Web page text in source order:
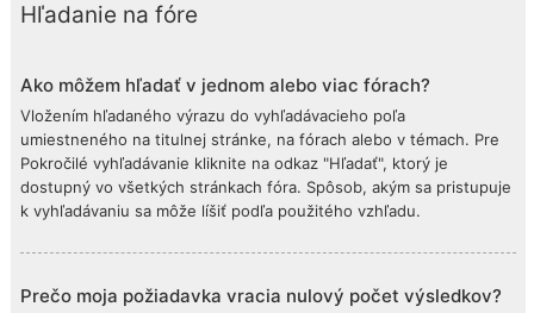
Hľadanie na fóre
Ako môžem hľadať v jednom alebo viac fórach?
Vložením hľadaného výrazu do vyhľadávacieho poľa
umiestneného na titulnej stránke, na fórach alebo v témach. Pre
Pokročilé vyhľadávanie kliknite na odkaz "Hľadať", ktorý je
dostupný vo všetkých stránkach fóra. Spôsob, akým sa pristupuje
k vyhľadávaniu sa môže líšiť podľa použitého vzhľadu.
Prečo moja požiadavka vracia nulový počet výsledkov?